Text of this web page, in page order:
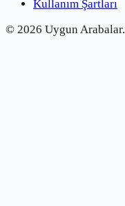
Kullanım Şartları
© 2026 Uygun Arabalar.